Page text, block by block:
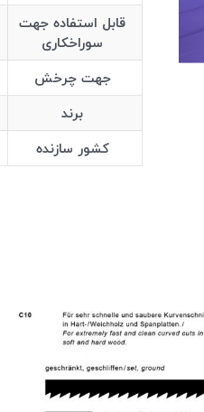
قابل استفاده جهت
سوراخکاری
جهت چرخش
برند
کشور سازنده